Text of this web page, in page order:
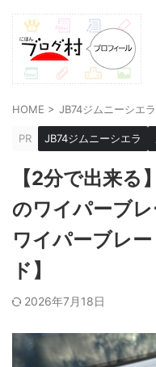
HOME > JB74ジムニーシエラ
PR JB74ジムニーシエラ
【2分で出来
のワイパーブ
ワイパーブレ
ド】
2026年7月18日